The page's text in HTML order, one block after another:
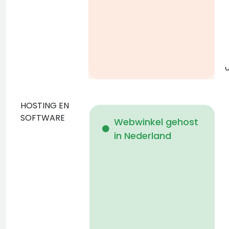
HOSTING EN
SOFTWARE
Webwinkel gehost
in Nederland